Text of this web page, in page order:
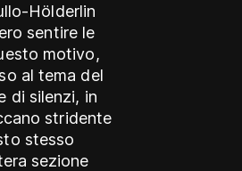
Hölderlin
sentire le
motivo,
al tema del
di silenzi, in
stridente
stesso
sezione